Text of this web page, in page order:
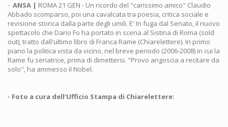
- ANSA | ROMA 21 GEN - Un ricordo del "carissimo amico" Claudio
Abbado scomparso, poi una cavalcata tra poesia, critica sociale e
revisione storica dalla parte degli umili. E' In fuga dal Senato, il nuovo
spettacolo che Dario Fo ha portato in scena al Sistina di Roma (sold
out), tratto dall'ultimo libro di Franca Rame (Chiarelettere). In primo
piano la politica vista da vicino, nel breve periodo (2006-2008) in cui la
Rame fu senatrice, prima di dimettersi. "Provo angoscia a recitare da
solo", ha ammesso il Nobel.
- Foto a cura dell'Ufficio Stampa di Chiarelettere: